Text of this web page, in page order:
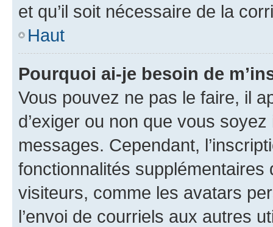
et qu’il soit nécessaire de la
Haut
Pourquoi ai-je besoin de
Vous pouvez ne pas le faire, il
d’exiger ou non que vous
messages. Cependant,
fonctionnalités
visiteurs, comme les avatars
l’envoi de courriels aux autres